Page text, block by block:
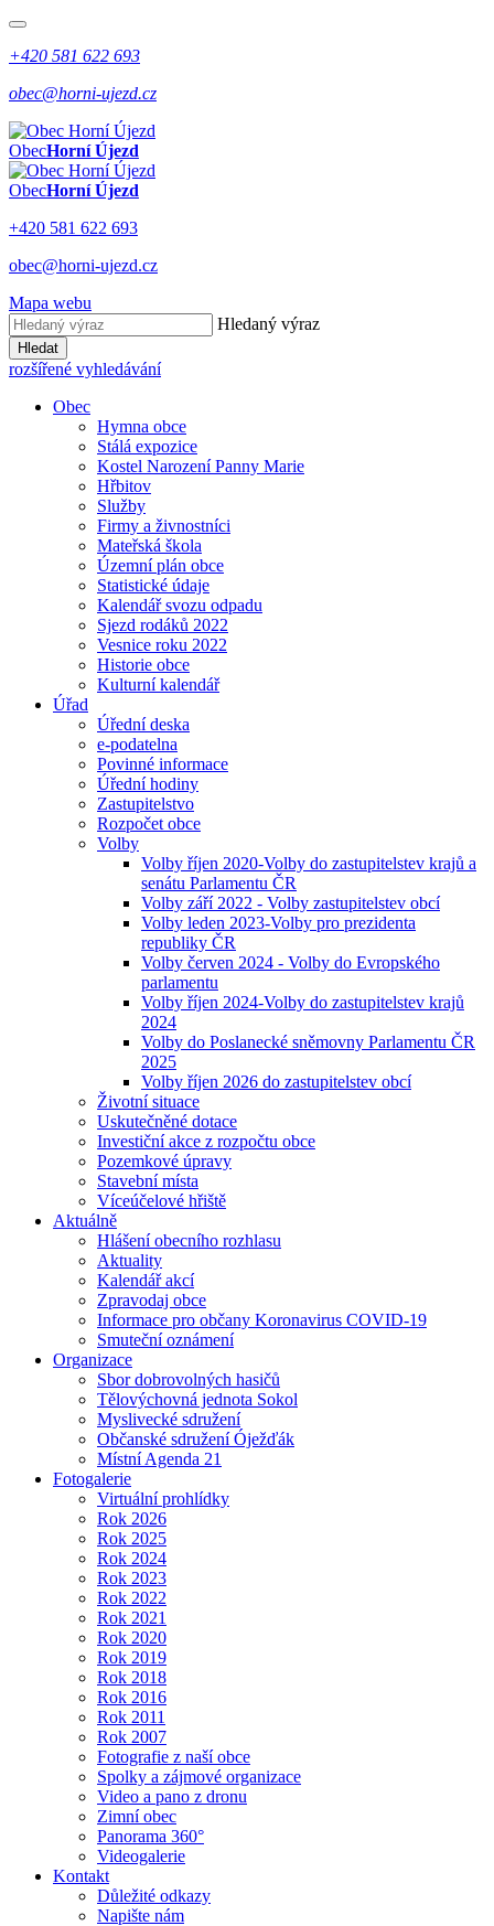
+420 581 622 693
obec@horni-ujezd.cz
ObecHorní Újezd
ObecHorní Újezd
+420 581 622 693
obec@horni-ujezd.cz
Mapa webu
Hledaný výraz
Hledat
rozšířené vyhledávání
Obec
Hymna obce
Stálá expozice
Kostel Narození Panny Marie
Hřbitov
Služby
Firmy a živnostníci
Mateřská škola
Územní plán obce
Statistické údaje
Kalendář svozu odpadu
Sjezd rodáků 2022
Vesnice roku 2022
Historie obce
Kulturní kalendář
Úřad
Úřední deska
e-podatelna
Povinné informace
Úřední hodiny
Zastupitelstvo
Rozpočet obce
Volby
Volby říjen 2020-Volby do zastupitelstev krajů a
senátu Parlamentu ČR
Volby září 2022 - Volby zastupitelstev obcí
Volby leden 2023-Volby pro prezidenta
republiky ČR
Volby červen 2024 - Volby do Evropského
parlamentu
Volby říjen 2024-Volby do zastupitelstev krajů
2024
Volby do Poslanecké sněmovny Parlamentu ČR
2025
Volby říjen 2026 do zastupitelstev obcí
Životní situace
Uskutečněné dotace
Investiční akce z rozpočtu obce
Pozemkové úpravy
Stavební místa
Víceúčelové hřiště
Aktuálně
Hlášení obecního rozhlasu
Aktuality
Kalendář akcí
Zpravodaj obce
Informace pro občany Koronavirus COVID-19
Smuteční oznámení
Organizace
Sbor dobrovolných hasičů
Tělovýchovná jednota Sokol
Myslivecké sdružení
Občanské sdružení Óježďák
Místní Agenda 21
Fotogalerie
Virtuální prohlídky
Rok 2026
Rok 2025
Rok 2024
Rok 2023
Rok 2022
Rok 2021
Rok 2020
Rok 2019
Rok 2018
Rok 2016
Rok 2011
Rok 2007
Fotografie z naší obce
Spolky a zájmové organizace
Video a pano z dronu
Zimní obec
Panorama 360°
Videogalerie
Kontakt
Důležité odkazy
Napište nám